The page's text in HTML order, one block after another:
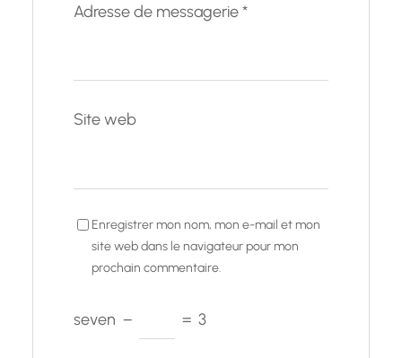
Adresse de messagerie*
Site web
Enregistrer mon nom, mon e-mail et mon
site web dans le navigateur pour mon
prochain commentaire.
seven − = 3